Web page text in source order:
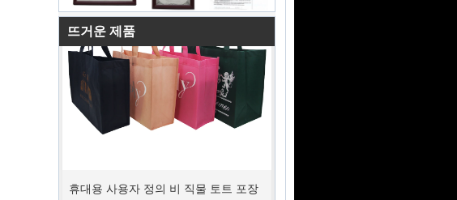
뜨거운 제품
쇼핑백 도매 제조업체